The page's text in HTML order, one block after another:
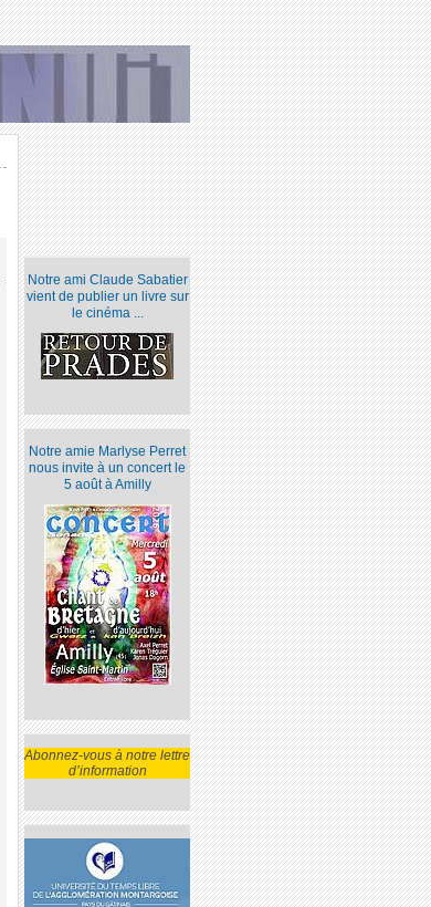
Notre ami Claude Sabatier
vient de publier un livre sur
le cinéma ...
Notre amie Marlyse Perret
nous invite à un concert le
5 août à Amilly
Abonnez-vous à notre lettre
d’information